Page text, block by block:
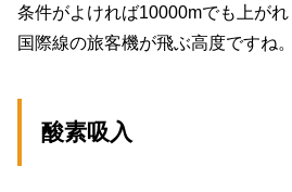
条件がよければ10000mでも上がれ
国際線の旅客機が飛ぶ高度ですね。
酸素吸入